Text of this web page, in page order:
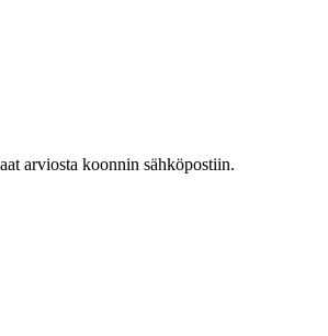
arviosta koonnin sähköpostiin.